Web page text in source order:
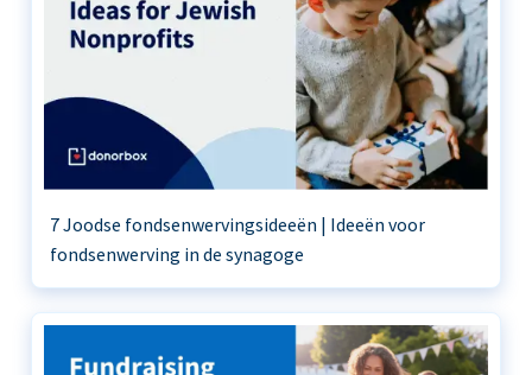
7 Joodse fondsenwervingsideeën | Ideeën voor
fondsenwerving in de synagoge